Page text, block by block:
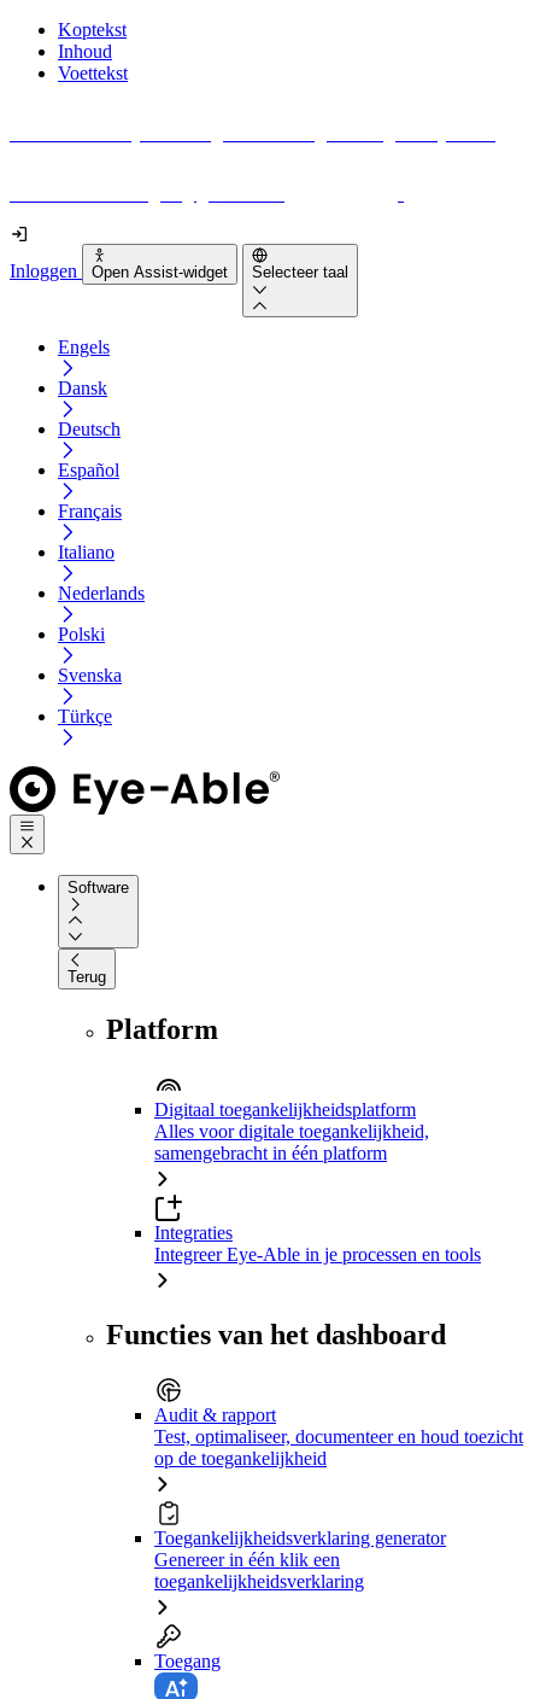
Koptekst
Inhoud
Voettekst
Inloggen Open Assist-widget Selecteer taal
Engels
Dansk
Deutsch
Español
Français
Italiano
Nederlands
Polski
Svenska
Türkçe
Software
Terug
Platform
Digitaal toegankelijkheidsplatform
Alles voor digitale toegankelijkheid,
samengebracht in één platform
Integraties
Integreer Eye-Able in je processen en tools
Functies van het dashboard
Audit & rapport
Test, optimaliseer, documenteer en houd toezicht
op de toegankelijkheid
Toegankelijkheidsverklaring generator
Genereer in één klik een
toegankelijkheidsverklaring
Toegang